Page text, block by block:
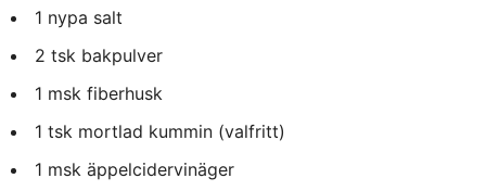
1 nypa salt
2 tsk bakpulver
1 msk fiberhusk
1 tsk mortlad kummin (valfritt)
1 msk äppelcidervinäger